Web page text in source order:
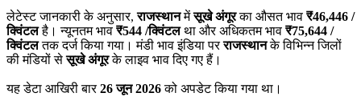
लेटेस्ट जानकारी के अनुसार,राजस्थानमेंसूखे अंगूरका औसत भाव ₹46,446 /
क्विंटलहै। न्यूनतम भाव ₹544 /क्विंटलथा और अधिकतम भाव ₹75,644 /
क्विंटलतक दर्ज किया गया। मंडी भाव इंडिया परराजस्थानके विभिन्न जिलों
की मंडियों सेसूखे अंगूरके लाइव भाव दिए गए हैं।
यह डेटा आखिरी बार26 जून 2026को अपडेट किया गया था।